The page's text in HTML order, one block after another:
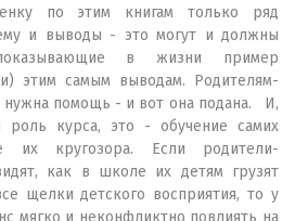
по этим книгам только ряд
и выводы - это могут и должны
в жизни пример
этим самым выводам. Родителям-
нужна помощь - и вот она подана. И,
роль курса, это - обучение самих
их кругозора. Если родители-
как в школе их детям грузят
щелки детского восприятия, то у
мягко и неконфликтно повлиять на